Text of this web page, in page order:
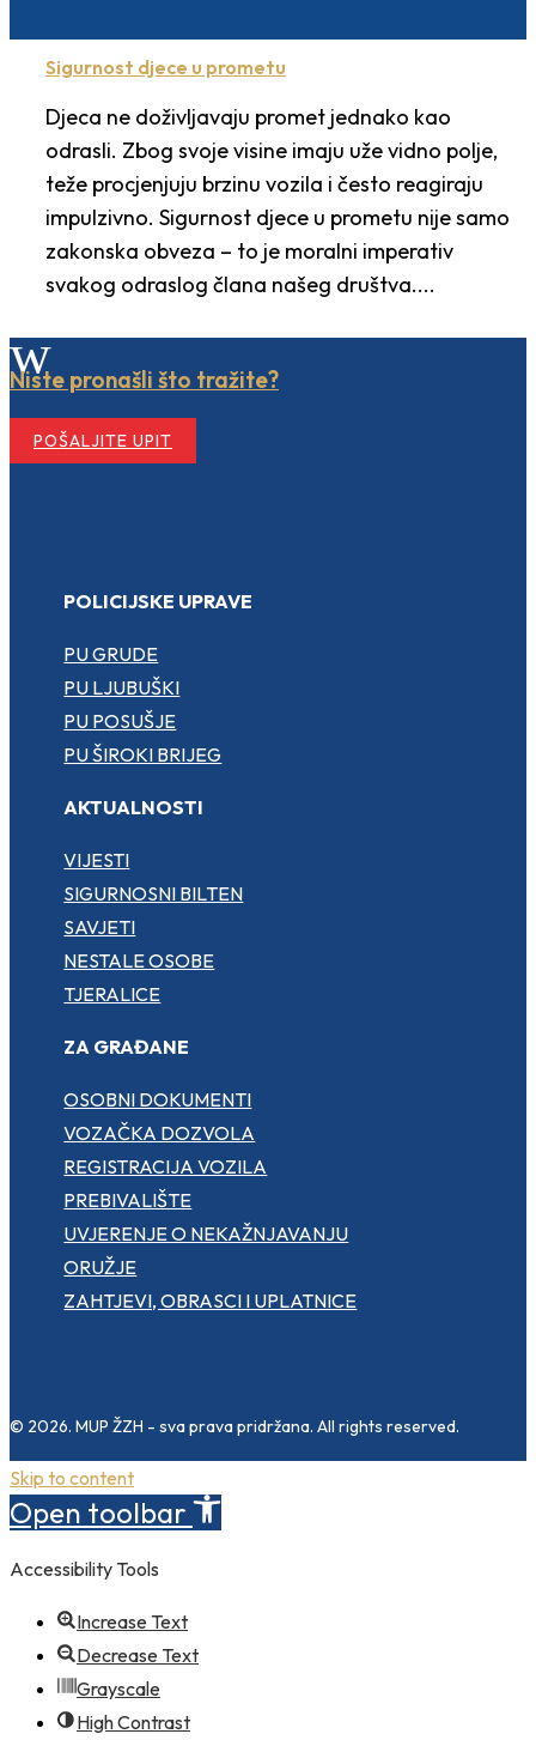
Sigurnost djece u prometu
Djeca ne doživljavaju promet jednako kao
odrasli. Zbog svoje visine imaju uže vidno polje,
teže procjenjuju brzinu vozila i često reagiraju
impulzivno. Sigurnost djece u prometu nije samo
zakonska obveza – to je moralni imperativ
svakog odraslog člana našeg društva....
w
Niste pronašli što tražite?
POŠALJITE UPIT
POLICIJSKE UPRAVE
PU GRUDE
PU LJUBUŠKI
PU POSUŠJE
PU ŠIROKI BRIJEG
AKTUALNOSTI
VIJESTI
SIGURNOSNI BILTEN
SAVJETI
NESTALE OSOBE
TJERALICE
ZA GRAĐANE
OSOBNI DOKUMENTI
VOZAČKA DOZVOLA
REGISTRACIJA VOZILA
PREBIVALIŠTE
UVJERENJE O NEKAŽNJAVANJU
ORUŽJE
ZAHTJEVI, OBRASCI I UPLATNICE
© 2026. MUP ŽZH - sva prava pridržana. All rights reserved.
Skip to content
Open toolbar
Accessibility Tools
Increase Text
Decrease Text
Grayscale
High Contrast